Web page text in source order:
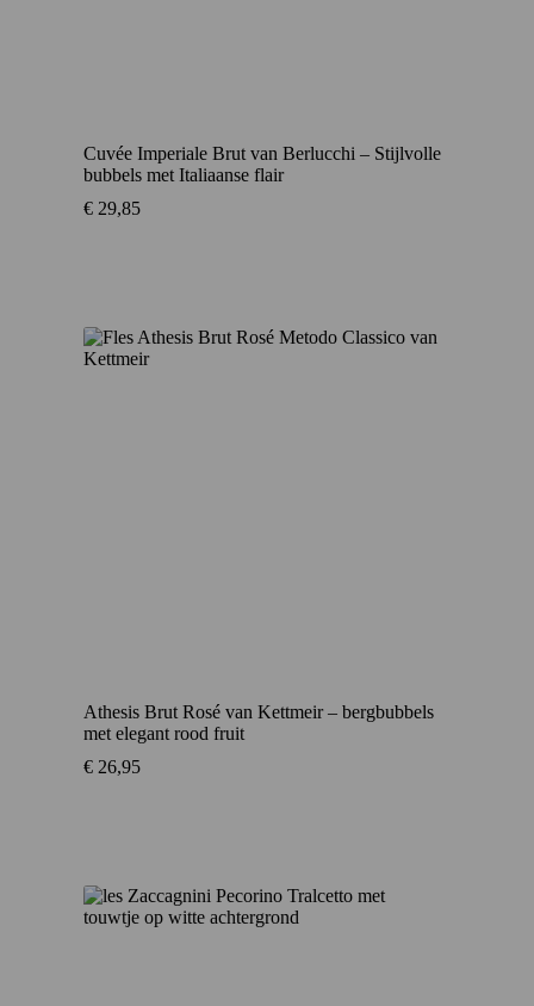
Cuvée Imperiale Brut van Berlucchi – Stijlvolle
bubbels met Italiaanse flair
€ 29,85
Athesis Brut Rosé van Kettmeir – bergbubbels
met elegant rood fruit
€ 26,95